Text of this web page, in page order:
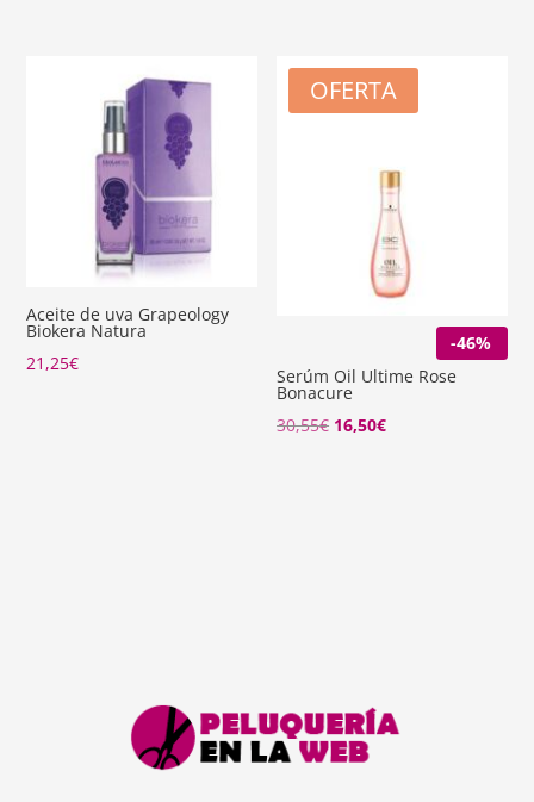
Aceite de uva Grapeology
Biokera Natura
21,25€
OFERTA
-46%
Serúm Oil Ultime Rose
Bonacure
30,55€ El
16,50€El